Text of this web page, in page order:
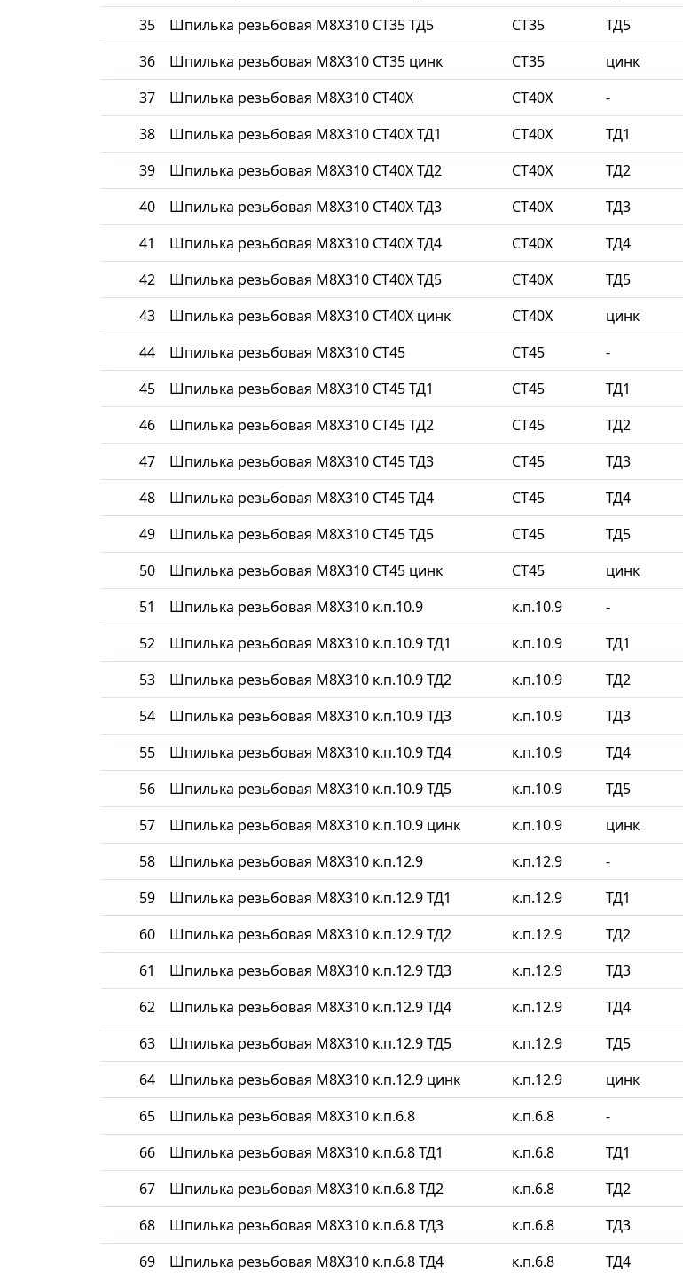
35 Шпилька резьбовая М8Х310 СТ35 ТД5 СТ35 ТД5
36 Шпилька резьбовая М8Х310 СТ35 цинк СТ35 цинк
37 Шпилька резьбовая М8Х310 СТ40Х СТ40Х -
38 Шпилька резьбовая М8Х310 СТ40Х ТД1 СТ40Х ТД1
39 Шпилька резьбовая М8Х310 СТ40Х ТД2 СТ40Х ТД2
40 Шпилька резьбовая М8Х310 СТ40Х ТД3 СТ40Х ТД3
41 Шпилька резьбовая М8Х310 СТ40Х ТД4 СТ40Х ТД4
42 Шпилька резьбовая М8Х310 СТ40Х ТД5 СТ40Х ТД5
43 Шпилька резьбовая М8Х310 СТ40Х цинк СТ40Х цинк
44 Шпилька резьбовая М8Х310 СТ45 СТ45 -
45 Шпилька резьбовая М8Х310 СТ45 ТД1 СТ45 ТД1
46 Шпилька резьбовая М8Х310 СТ45 ТД2 СТ45 ТД2
47 Шпилька резьбовая М8Х310 СТ45 ТД3 СТ45 ТД3
48 Шпилька резьбовая М8Х310 СТ45 ТД4 СТ45 ТД4
49 Шпилька резьбовая М8Х310 СТ45 ТД5 СТ45 ТД5
50 Шпилька резьбовая М8Х310 СТ45 цинк СТ45 цинк
51 Шпилька резьбовая М8Х310 к.п.10.9 к.п.10.9 -
52 Шпилька резьбовая М8Х310 к.п.10.9 ТД1 к.п.10.9 ТД1
53 Шпилька резьбовая М8Х310 к.п.10.9 ТД2 к.п.10.9 ТД2
54 Шпилька резьбовая М8Х310 к.п.10.9 ТД3 к.п.10.9 ТД3
55 Шпилька резьбовая М8Х310 к.п.10.9 ТД4 к.п.10.9 ТД4
56 Шпилька резьбовая М8Х310 к.п.10.9 ТД5 к.п.10.9 ТД5
57 Шпилька резьбовая М8Х310 к.п.10.9 цинк к.п.10.9 цинк
58 Шпилька резьбовая М8Х310 к.п.12.9 к.п.12.9 -
59 Шпилька резьбовая М8Х310 к.п.12.9 ТД1 к.п.12.9 ТД1
60 Шпилька резьбовая М8Х310 к.п.12.9 ТД2 к.п.12.9 ТД2
61 Шпилька резьбовая М8Х310 к.п.12.9 ТД3 к.п.12.9 ТД3
62 Шпилька резьбовая М8Х310 к.п.12.9 ТД4 к.п.12.9 ТД4
63 Шпилька резьбовая М8Х310 к.п.12.9 ТД5 к.п.12.9 ТД5
64 Шпилька резьбовая М8Х310 к.п.12.9 цинк к.п.12.9 цинк
65 Шпилька резьбовая М8Х310 к.п.6.8 к.п.6.8 -
66 Шпилька резьбовая М8Х310 к.п.6.8 ТД1 к.п.6.8 ТД1
67 Шпилька резьбовая М8Х310 к.п.6.8 ТД2 к.п.6.8 ТД2
68 Шпилька резьбовая М8Х310 к.п.6.8 ТД3 к.п.6.8 ТД3
69 Шпилька резьбовая М8Х310 к.п.6.8 ТД4 к.п.6.8 ТД4